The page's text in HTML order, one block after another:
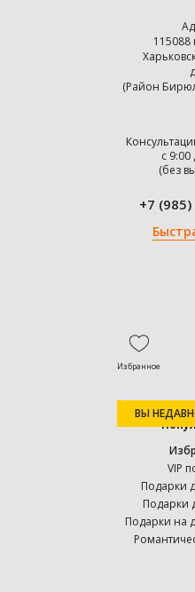
115088
(Район
с 9:00
(без
+7
VIP
Подарки
Подарки
Подарки на
Избранное
ВЫ